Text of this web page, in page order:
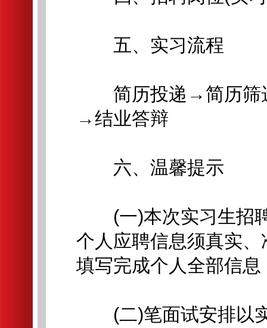
五、实习流程
简历投递→简历筛
→结业答辩
六、温馨提示
(一)本次实习生招聘
个人应聘信息须真实
填写完成个人全部信
(二)笔面试安排以实